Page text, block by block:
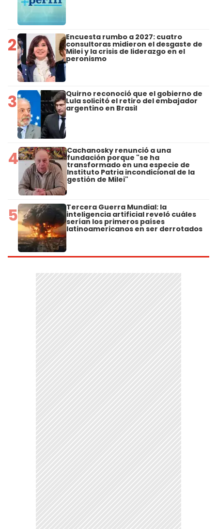
2 Encuesta rumbo a 2027: cuatro
consultoras midieron el desgaste de
Milei y la crisis de liderazgo en el
peronismo
3 Quirno reconoció que el gobierno de
Lula solicitó el retiro del embajador
argentino en Brasil
4 Cachanosky renunció a una
fundación porque "se ha
transformado en una especie de
Instituto Patria incondicional de la
gestión de Milei"
5 Tercera Guerra Mundial: la
inteligencia artificial reveló cuáles
serían los primeros países
latinoamericanos en ser derrotados